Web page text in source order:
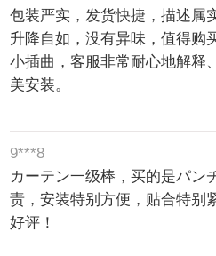
包装严实，发货快捷，描述属
升降自如，没有异味，值得购
小插曲，客服非常耐心地解释
美安装。
9***8
カーテン一级棒，买的是パン
责，安装特别方便，贴合特别
好评！